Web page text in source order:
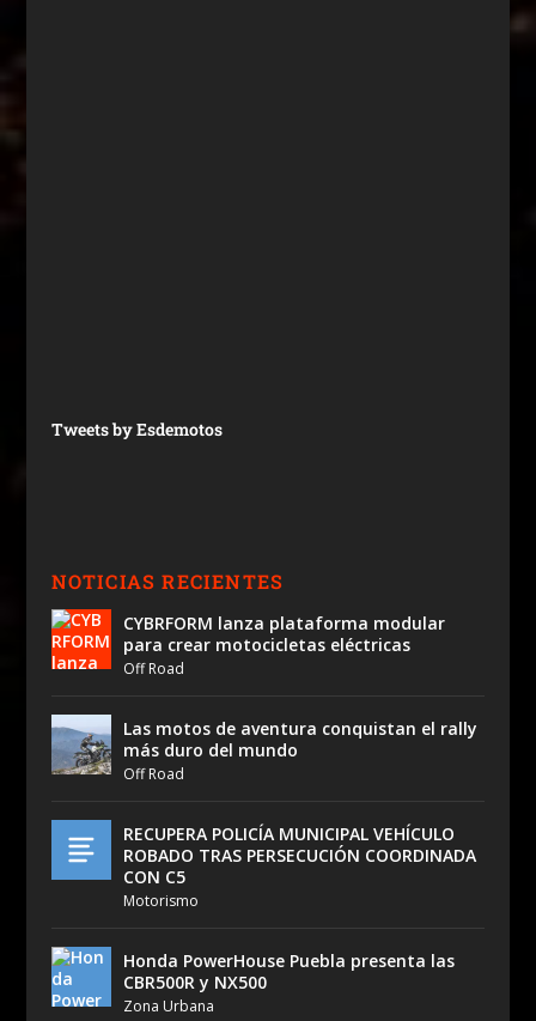
Tweets by Esdemotos
NOTICIAS RECIENTES
CYBRFORM lanza plataforma modular
para crear motocicletas eléctricas
Off Road
Las motos de aventura conquistan el rally
más duro del mundo
Off Road
RECUPERA POLICÍA MUNICIPAL VEHÍCULO
ROBADO TRAS PERSECUCIÓN COORDINADA
CON C5
Motorismo
Honda PowerHouse Puebla presenta las
CBR500R y NX500
Zona Urbana